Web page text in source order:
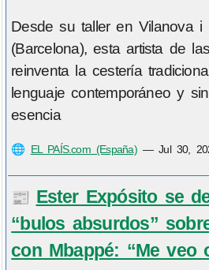
Desde su taller en Vilanova i
(Barcelona), esta artista de
reinventa la cestería
lenguaje contemporáneo y
esencia
🌐 EL PAÍS.com (España)—Jul 30,
📰 Ester Expósito se
“bulos absurdos”
con Mbappé: “Me veo